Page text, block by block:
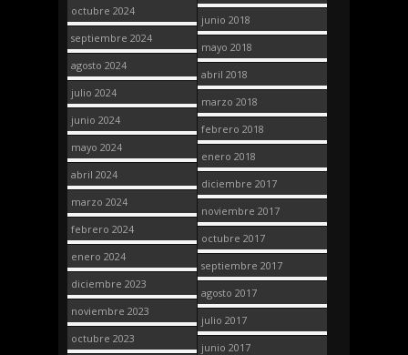
octubre 2024
septiembre 2024
agosto 2024
julio 2024
junio 2024
mayo 2024
abril 2024
marzo 2024
febrero 2024
enero 2024
diciembre 2023
noviembre 2023
octubre 2023
junio 2018
mayo 2018
abril 2018
marzo 2018
febrero 2018
enero 2018
diciembre 2017
noviembre 2017
octubre 2017
septiembre 2017
agosto 2017
julio 2017
junio 2017